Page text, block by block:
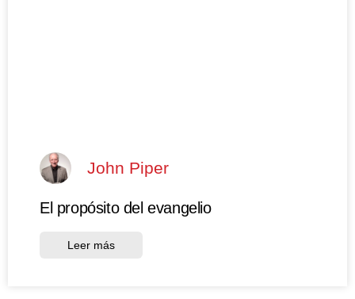
John Piper
El propósito del evangelio
Leer más